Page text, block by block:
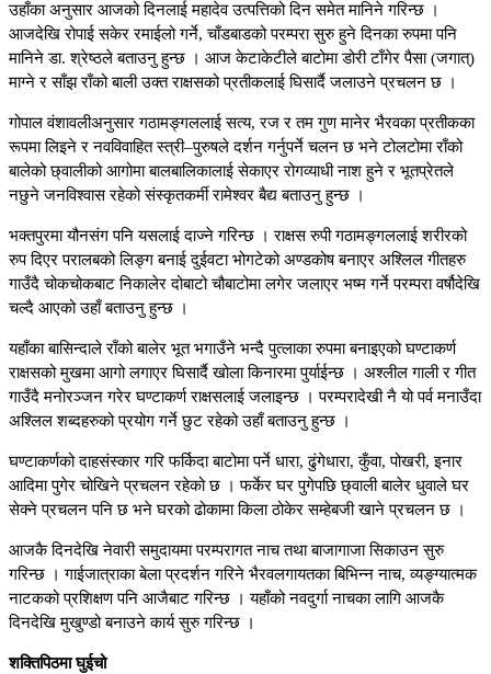
उहाँका अनुसार आजको दिनलाई महादेव उत्पत्तिको दिन समेत मानिने गरिन्छ ।
आजदेखि रोपाई सकेर रमाईलो गर्ने, चाँडबाडको परम्परा सुरु हुने दिनका रुपमा पनि
मानिने डा. श्रेष्ठले बताउनु हुन्छ । आज केटाकेटीले बाटोमा डोरी टाँगेर पैसा (जगात्)
माग्ने र साँझ राँको बाली उक्त राक्षसको प्रतीकलाई घिसार्दै जलाउने प्रचलन छ ।
गोपाल वंशावलीअनुसार गठामङ्गललाई सत्य, रज र तम गुण मानेर भैरवका प्रतीकका
रूपमा लिइने र नवविवाहित स्त्री–पुरुषले दर्शन गर्नुपर्ने चलन छ भने टोलटोमा राँको
बालेको छ्वालीको आगोमा बालबालिकालाई सेकाएर रोगव्याधी नाश हुने र भूतप्रेतले
नछुने जनविश्वास रहेको संस्कृतकर्मी रामेश्वर बैद्य बताउनु हुन्छ ।
भक्तपुरमा यौनसंग पनि यसलाई दाज्ने गरिन्छ । राक्षस रुपी गठामङ्गललाई शरीरको
रुप दिएर परालबको लिङ्ग बनाई दुईवटा भोगटेको अण्डकोष बनाएर अश्लिल गीतहरु
गाउँदै चोकचोकबाट निकालेर दोबाटो चौबाटोमा लगेर जलाएर भष्म गर्ने परम्परा वर्षौदेखि
चल्दै आएको उहाँ बताउनु हुन्छ ।
यहाँका बासिन्दाले राँको बालेर भूत भगाउँने भन्दै पुत्लाका रुपमा बनाइएको घण्टाकर्ण
राक्षसको मुखमा आगो लगाएर घिसार्दै खोला किनारमा पुर्याईन्छ । अश्लील गाली र गीत
गाउँदै मनोरञ्जन गरेर घण्टाकर्ण राक्षसलाई जलाइन्छ । परम्परादेखी नै यो पर्व मनाउँदा
अश्लिल शब्दहरुको प्रयोग गर्ने छुट रहेको उहाँ बताउनु हुन्छ ।
घण्टाकर्णको दाहसंस्कार गरि फर्किदा बाटोमा पर्ने धारा, ढुंगेधारा, कुँवा, पोखरी, इनार
आदिमा पुगेर चोखिने प्रचलन रहेको छ । फर्केर घर पुगेपछि छ्वाली बालेर धुवाले घर
सेक्ने प्रचलन पनि छ भने घरको ढोकामा किला ठोकेर सम्हेबजी खाने प्रचलन छ ।
आजकै दिनदेखि नेवारी समुदायमा परम्परागत नाच तथा बाजागाजा सिकाउन सुरु
गरिन्छ । गाईजात्राका बेला प्रदर्शन गरिने भैरवलगायतका बिभिन्न नाच, व्यङ्ग्यात्मक
नाटकको प्रशिक्षण पनि आजैबाट गरिन्छ । यहाँको नवदुर्गा नाचका लागि आजकै
दिनदेखि मुखुण्डो बनाउने कार्य सुरु गरिन्छ ।
शक्तिपिठमा घुईचो